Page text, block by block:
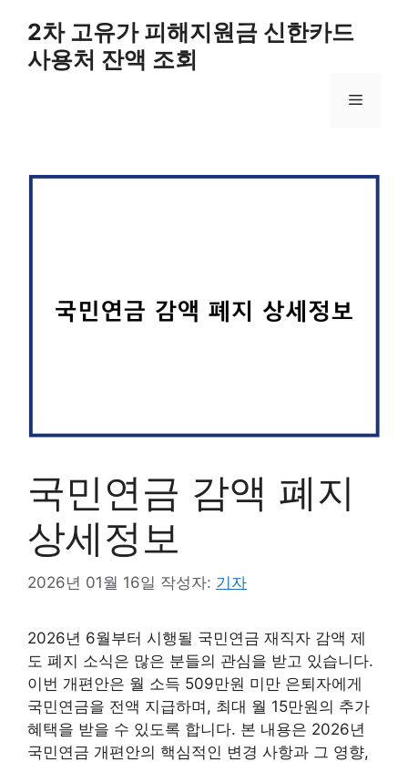
2차 고유가 피해지원금 신한카드
사용처 잔액 조회
메
국민연금 감액 폐지
상세정보
2026년 01월 16일 작성자: 기자
2026년 6월부터 시행될 국민연금 재직자 감액 제
도 폐지 소식은 많은 분들의 관심을 받고 있습니다.
이번 개편안은 월 소득 509만원 미만 은퇴자에게
국민연금을 전액 지급하며, 최대 월 15만원의 추가
혜택을 받을 수 있도록 합니다. 본 내용은 2026년
국민연금 개편안의 핵심적인 변경 사항과 그 영향,